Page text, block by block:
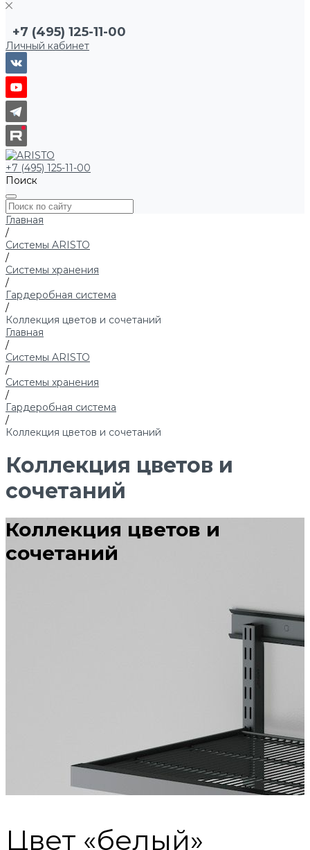
+7 (495) 125-11-00
Личный кабинет
+7 (495) 125-11-00
Поиск
Главная
/
Системы ARISTO
/
Системы хранения
/
Гардеробная система
/
Коллекция цветов и сочетаний
Главная
/
Системы ARISTO
/
Системы хранения
/
Гардеробная система
/
Коллекция цветов и сочетаний
Коллекция цветов и
сочетаний
Коллекция цветов и
сочетаний
Цвет «белый»